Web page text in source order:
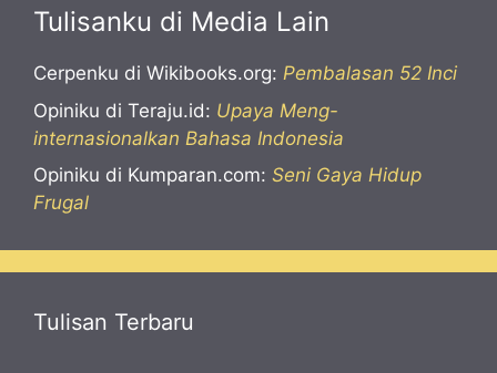
Tulisanku di Media Lain
Cerpenku di Wikibooks.org: Pembalasan 52 Inci
Opiniku di Teraju.id: Upaya Meng-
internasionalkan Bahasa Indonesia
Opiniku di Kumparan.com: Seni Gaya Hidup
Frugal
Tulisan Terbaru